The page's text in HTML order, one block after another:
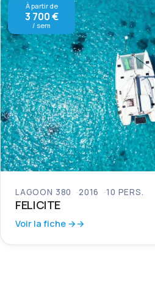
À partir de
3 700 €
/ sem
LAGOON 380 2016 10 PERS.
FELICITE
Voir la fiche →